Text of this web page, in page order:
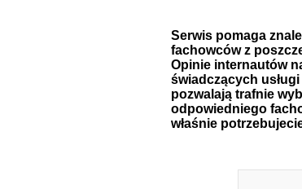
Serwis pomaga
fachowców z
Opinie internautów
świadczących
pozwalają trafnie
odpowiedniego
właśnie